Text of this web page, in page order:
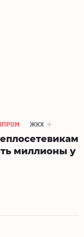
ЖКХ
миллионы у